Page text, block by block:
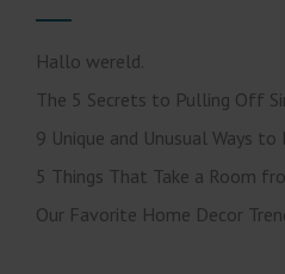
Hallo wereld.
The 5 Secrets to Pulling Off
9 Unique and Unusual Ways to
5 Things That Take a Room
Our Favorite Home Decor